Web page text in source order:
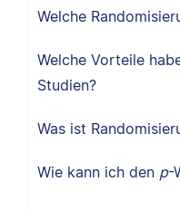
Welche
Welche Vorteile
Studien?
Was ist
Wie kann ich den p-